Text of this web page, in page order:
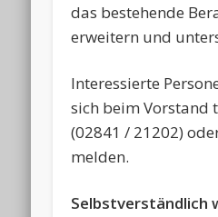
das bestehende
erweitern und
Interessierte
sich beim Vorstand
(02841 / 21202)
melden.
Selbstverständlich